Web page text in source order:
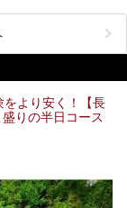
えます。また宿泊者は
山風呂」や共同浴場の
特別な日に泊まりた
泊した目線で紹介しま
をより安く！【長
りの半日コース